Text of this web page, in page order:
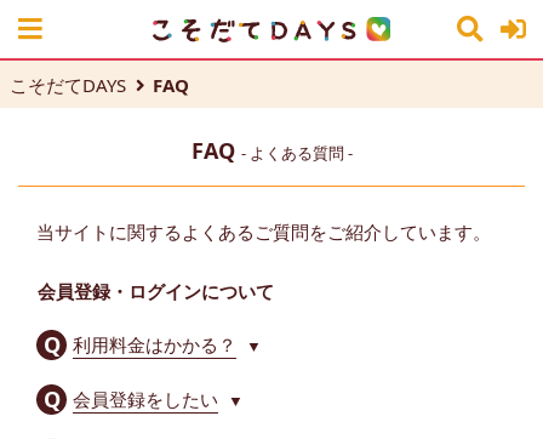
こそだてDAYS FAQ
FAQ - よくある質問 -
当サイトに関するよくあるご質問をご紹介しています。
会員登録・ログインについて
利用料金はかかる？ ▼
会員登録をしたい ▼